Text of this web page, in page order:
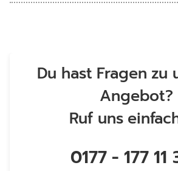
Du hast Fragen zu
Angebot?
Ruf uns
0177 - 177 11